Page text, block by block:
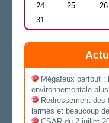
24
25 26
31
Mégafeux partout
environnementale
Redressement des
larmes et beaucoup